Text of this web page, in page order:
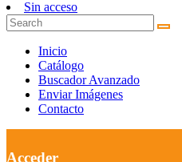
Sin acceso
Inicio
Catálogo
Buscador Avanzado
Enviar Imágenes
Contacto
Acceder